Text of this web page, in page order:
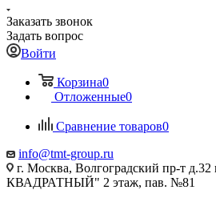
Заказать звонок
Задать вопрос
Войти
Корзина0
Отложенные0
Сравнение товаров0
info@tmt-group.ru
г. Москва, Волгоградский пр-т
КВАДРАТНЫЙ" 2 этаж, пав. №81